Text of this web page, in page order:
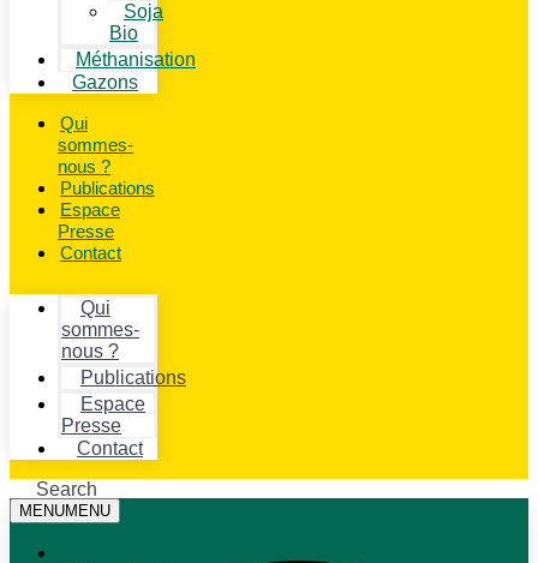
Soja
Bio
Méthanisation
Gazons
Qui
sommes-
nous ?
Publications
Espace
Presse
Contact
Qui
sommes-
nous ?
Publications
Espace
Presse
Contact
Search
MENUMENU